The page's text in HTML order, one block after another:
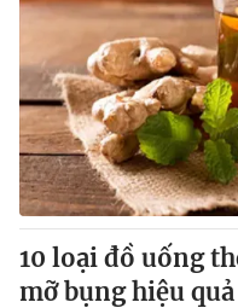
10 loại đồ uống
mỡ bụng hiệu quả